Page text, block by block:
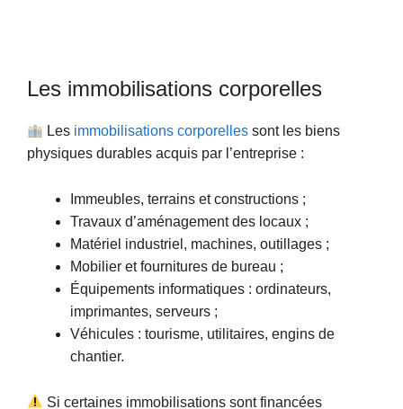
Les immobilisations corporelles
Les immobilisations corporelles sont les biens
physiques durables acquis par l’entreprise :
Immeubles, terrains et constructions ;
Travaux d’aménagement des locaux ;
Matériel industriel, machines, outillages ;
Mobilier et fournitures de bureau ;
Équipements informatiques : ordinateurs,
imprimantes, serveurs ;
Véhicules : tourisme, utilitaires, engins de
chantier.
Si certaines immobilisations sont financées